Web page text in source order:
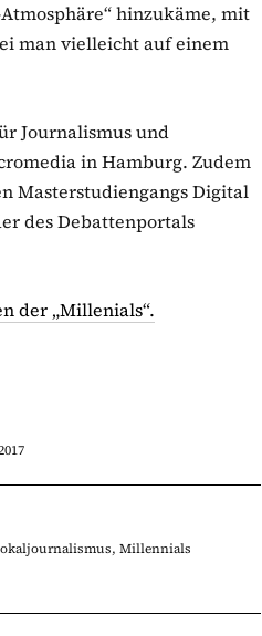
hinzukäme, mit
man vielleicht auf einem
Journalismus und
in Hamburg. Zudem
Masterstudiengangs Digital
des Debattenportals
der „Millenials“.
, Millennials